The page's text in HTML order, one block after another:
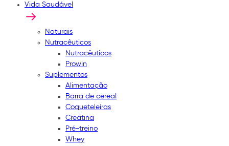
Vida Saudável
Naturais
Nutracêuticos
Nutracêuticos
Prowin
Suplementos
Alimentação
Barra de cereal
Coqueteleiras
Creatina
Pré-treino
Whey